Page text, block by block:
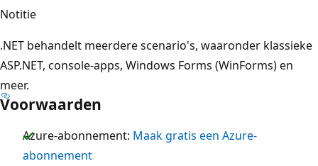
Notitie
.NET behandelt meerdere scenario's, waaronder klassieke
ASP.NET, console-apps, Windows Forms (WinForms) en
meer.
Voorwaarden
Azure-abonnement: Maak gratis een Azure-
abonnement